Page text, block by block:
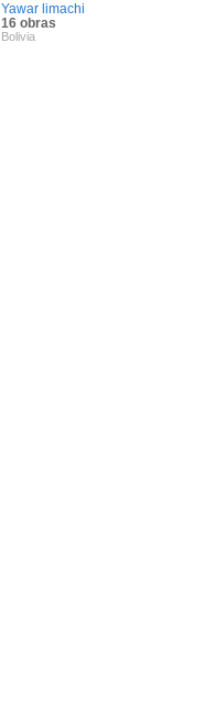
Yawar limachi
16 obras
Bolivia